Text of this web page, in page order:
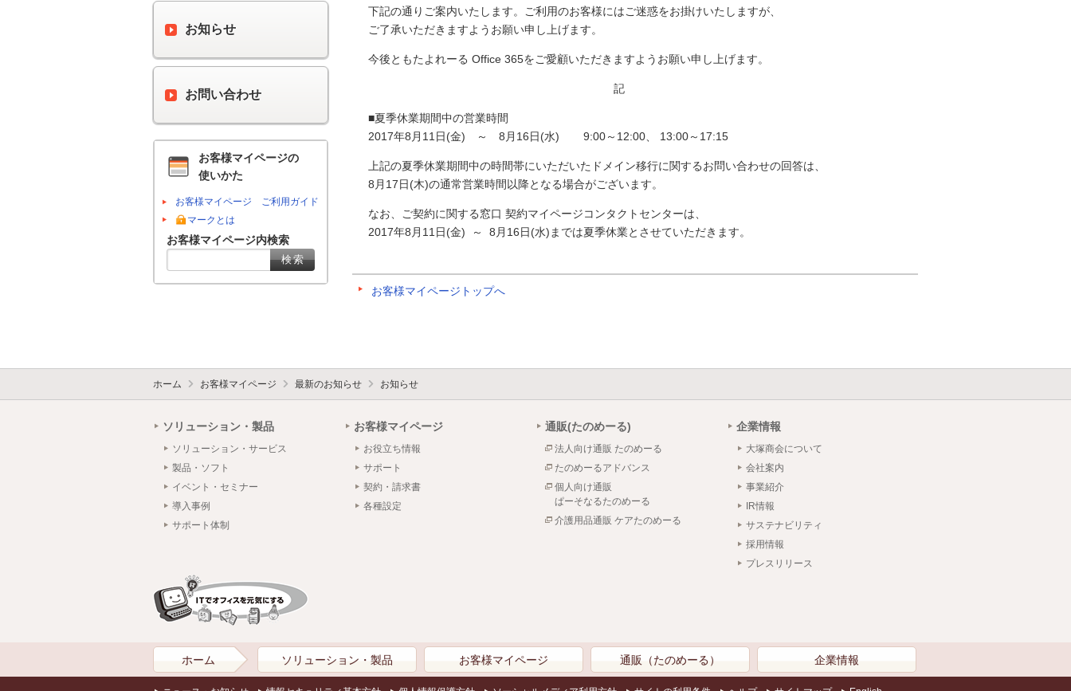
下記の通りご案内いたします。ご利用のお客様にはご迷惑をお掛けいたしますが、
ご了承いただきますようお願い申し上げます。
今後ともたよれーる Office 365をご愛顧いただきますようお願い申し上げます。
記
■夏季休業期間中の営業時間
2017年8月11日(金) ～ 8月16日(水) 9:00～12:00、 13:00～17:15
上記の夏季休業期間中の時間帯にいただいたドメイン移行に関するお問い合わせの回答は、
8月17日(木)の通常営業時間以降となる場合がございます。
なお、ご契約に関する窓口 契約マイページコンタクトセンターは、
2017年8月11日(金) ～ 8月16日(水)までは夏季休業とさせていただきます。
お客様マイページトップへ
お知らせ
お問い合わせ
お客様マイページの
使いかた
お客様マイページ ご利用ガイド
マークとは
お客様マイページ内検索
ホーム お客様マイページ 最新のお知らせ お知らせ
ソリューション・製品
ソリューション・サービス
製品・ソフト
イベント・セミナー
導入事例
サポート体制
お客様マイページ
お役立ち情報
サポート
契約・請求書
各種設定
通販(たのめーる)
法人向け通販 たのめーる
たのめーるアドバンス
個人向け通販
ぱーそなるたのめーる
介護用品通販 ケアたのめーる
企業情報
大塚商会について
会社案内
事業紹介
IR情報
サステナビリティ
採用情報
プレスリリース
ホーム ソリューション・製品 お客様マイページ 通販（たのめーる） 企業情報